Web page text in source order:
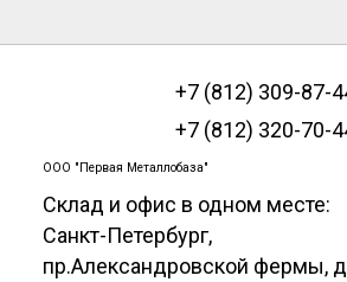
+7 (812) 309-87-
+7 (812) 320-70-
ООО "Первая Металлобаза"
Склад и офис в одном месте:
Санкт-Петербург,
пр.Александровской фермы,